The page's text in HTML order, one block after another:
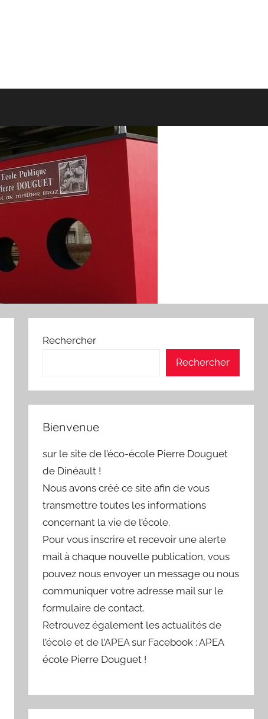
Rechercher
Rechercher
Bienvenue
sur le site de l’éco-école Pierre Douguet
de Dinéault !
Nous avons créé ce site afin de vous
transmettre toutes les informations
concernant la vie de l’école.
Pour vous inscrire et recevoir une alerte
mail à chaque nouvelle publication, vous
pouvez nous envoyer un message ou nous
communiquer votre adresse mail sur le
formulaire de contact.
Retrouvez également les actualités de
l’école et de l’APEA sur Facebook : APEA
école Pierre Douguet !